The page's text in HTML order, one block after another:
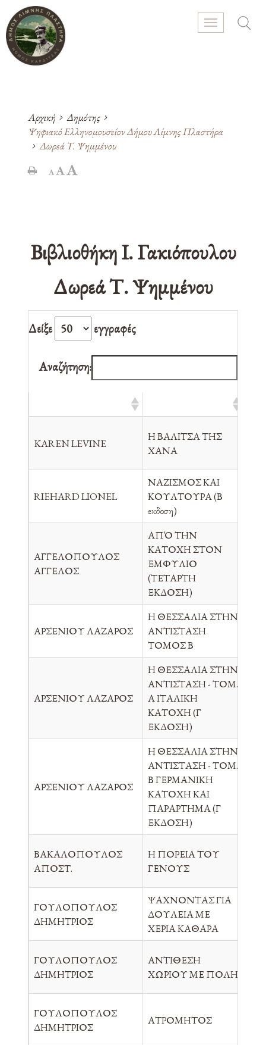
Αρχική
Δημότης
Ψηφιακό Ελληνομουσείον Δήμου Λίμνης Πλαστήρα
Δωρεά Τ. Ψημμένου
Βιβλιοθήκη Ι. Γακιόπουλου
Δωρεά Τ. Ψημμένου
Δείξε εγγραφές
Αναζήτηση:
KAREN LEVINE
Η ΒΑΛΙΤΣΑ ΤΗΣ
ΧΑΝΑ
RIEHARD LIONEL
ΝΑΖΙΣΜΟΣ ΚΑΙ
ΚΟΥΛΤΟΥΡΑ (Β
εκδοση)
ΑΓΓΕΛΟΠΟΥΛΟΣ
ΑΓΓΕΛΟΣ
ΑΠΌ ΤΗΝ
ΚΑΤΟΧΗ ΣΤΟΝ
ΕΜΦΥΛΙΟ
(ΤΕΤΑΡΤΗ
ΕΚΔΟΣΗ)
ΑΡΣΕΝΙΟΥ ΛΑΖΑΡΟΣ
Η ΘΕΣΣΑΛΙΑ ΣΤΗΝ
ΑΝΤΙΣΤΑΣΗ
ΤΟΜΟΣ Β
ΑΡΣΕΝΙΟΥ ΛΑΖΑΡΟΣ
Η ΘΕΣΣΑΛΙΑ ΣΤΗΝ
ΑΝΤΙΣΤΑΣΗ - ΤΟΜ.
Α ΙΤΑΛΙΚΗ
ΚΑΤΟΧΗ (Γ
ΕΚΔΟΣΗ)
ΑΡΣΕΝΙΟΥ ΛΑΖΑΡΟΣ
Η ΘΕΣΣΑΛΙΑ ΣΤΗΝ
ΑΝΤΙΣΤΑΣΗ - ΤΟΜ.
Β ΓΕΡΜΑΝΙΚΗ
ΚΑΤΟΧΗ ΚΑΙ
ΠΑΡΑΡΤΗΜΑ (Γ
ΕΚΔΟΣΗ)
ΒΑΚΑΛΟΠΟΥΛΟΣ
ΑΠΟΣΤ.
Η ΠΟΡΕΙΑ ΤΟΥ
ΓΕΝΟΥΣ
ΓΟΥΛΟΠΟΥΛΟΣ
ΔΗΜΗΤΡΙΟΣ
ΨΑΧΝΟΝΤΑΣ ΓΙΑ
ΔΟΥΛΕΙΑ ΜΕ
ΧΕΡΙΑ ΚΑΘΑΡΑ
ΓΟΥΛΟΠΟΥΛΟΣ
ΔΗΜΗΤΡΙΟΣ
ΑΝΤΙΘΕΣΗ
ΧΩΡΙΟΥ ΜΕ ΠΟΛΗ
ΓΟΥΛΟΠΟΥΛΟΣ
ΔΗΜΗΤΡΙΟΣ
ΑΤΡΟΜΗΤΟΣ